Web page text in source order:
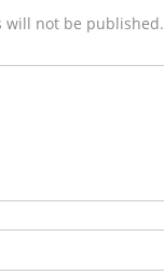
will not be published.